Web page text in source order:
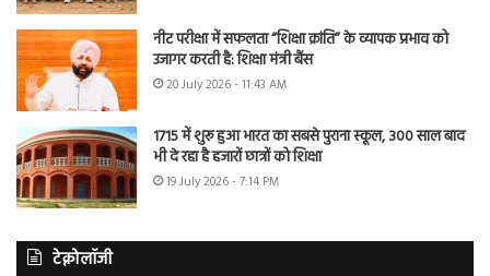
नीट परीक्षा में सफलता “शिक्षा क्रांति” के व्यापक प्रभाव को
उजागर करती है: शिक्षा मंत्री बैंस
20 July 2026 - 11:43 AM
1715 में शुरू हुआ भारत का सबसे पुराना स्कूल, 300 साल बाद
भी दे रहा है हजारों छात्रों को शिक्षा
19 July 2026 - 7:14 PM
टेक्नोलॉजी